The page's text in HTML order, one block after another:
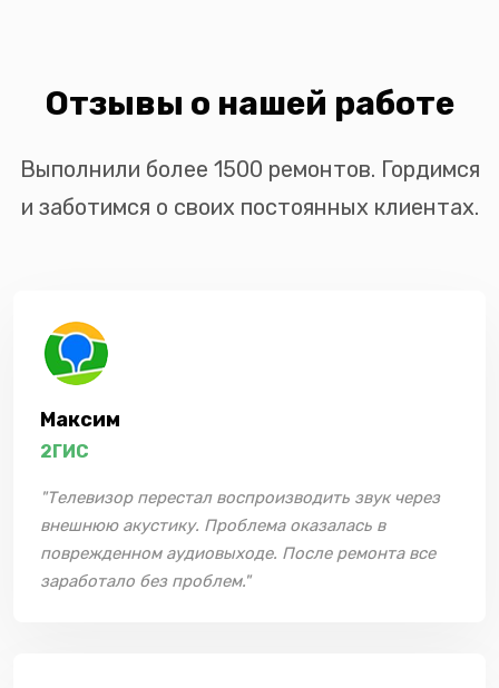
Отзывы о нашей работе
Выполнили более 1500 ремонтов. Гордимся
и заботимся о своих постоянных клиентах.
Максим
2ГИС
"Телевизор перестал воспроизводить звук через
внешнюю акустику. Проблема оказалась в
поврежденном аудиовыходе. После ремонта все
заработало без проблем."